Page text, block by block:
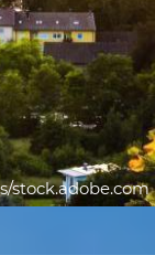
stock.adobe.com